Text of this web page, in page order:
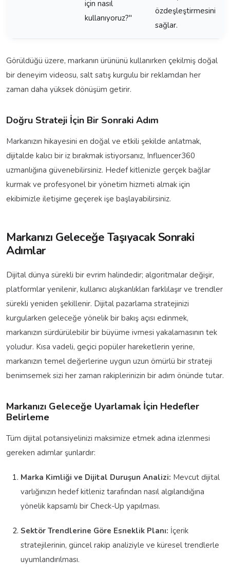
için nasıl
kullanıyoruz?"
özdeşleştirmesini
sağlar.
Görüldüğü üzere, markanın ürününü kullanırken çekilmiş doğal
bir deneyim videosu, salt satış kurgulu bir reklamdan her
zaman daha yüksek dönüşüm getirir.
Doğru Strateji İçin Bir Sonraki Adım
Markanızın hikayesini en doğal ve etkili şekilde anlatmak,
dijitalde kalıcı bir iz bırakmak istiyorsanız, Influencer360
uzmanlığına güvenebilirsiniz. Hedef kitlenizle gerçek bağlar
kurmak ve profesyonel bir yönetim hizmeti almak için
ekibimizle iletişime geçerek işe başlayabilirsiniz.
Markanızı Geleceğe Taşıyacak Sonraki
Adımlar
Dijital dünya sürekli bir evrim halindedir; algoritmalar değişir,
platformlar yenilenir, kullanıcı alışkanlıkları farklılaşır ve trendler
sürekli yeniden şekillenir. Dijital pazarlama stratejinizi
kurgularken geleceğe yönelik bir bakış açısı edinmek,
markanızın sürdürülebilir bir büyüme ivmesi yakalamasının tek
yoludur. Kısa vadeli, geçici popüler hareketlerin yerine,
markanızın temel değerlerine uygun uzun ömürlü bir strateji
benimsemek sizi her zaman rakiplerinizin bir adım önünde tutar.
Markanızı Geleceğe Uyarlamak İçin Hedefler
Belirleme
Tüm dijital potansiyelinizi maksimize etmek adına izlenmesi
gereken adımlar şunlardır:
Marka Kimliği ve Dijital Duruşun Analizi: Mevcut dijital
varlığınızın hedef kitleniz tarafından nasıl algılandığına
yönelik kapsamlı bir Check-Up yapılması.
Sektör Trendlerine Göre Esneklik Planı: İçerik
stratejilerinin, güncel rakip analiziyle ve küresel trendlerle
uyumlandırılması.